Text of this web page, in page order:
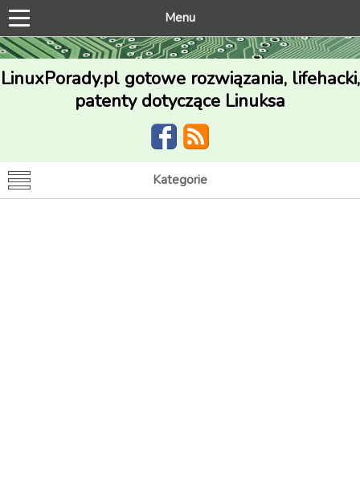
Menu
LinuxPorady.pl gotowe rozwiązania, lifehacki,
patenty dotyczące Linuksa
Kategorie